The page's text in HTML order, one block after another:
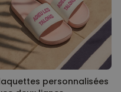
personnalisées